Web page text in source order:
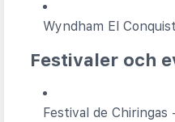
Wyndham El
Festivaler och
Festival de Chiringas